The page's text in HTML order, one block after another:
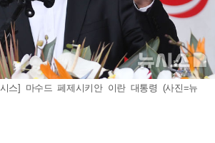
스] 마수드 페제시키안 이란 대통령 (사진=뉴